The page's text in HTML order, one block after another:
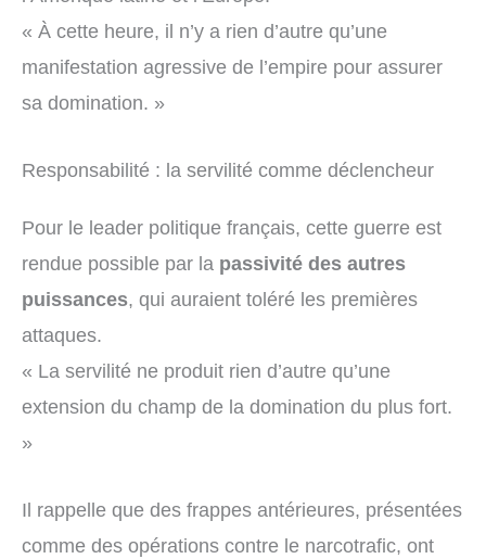
« À cette heure, il n’y a rien d’autre qu’une
manifestation agressive de l’empire pour assurer
sa domination. »
Responsabilité : la servilité comme déclencheur
Pour le leader politique français, cette guerre est
rendue possible par la passivité des autres
puissances, qui auraient toléré les premières
attaques.
« La servilité ne produit rien d’autre qu’une
extension du champ de la domination du plus fort.
»
Il rappelle que des frappes antérieures, présentées
comme des opérations contre le narcotrafic, ont